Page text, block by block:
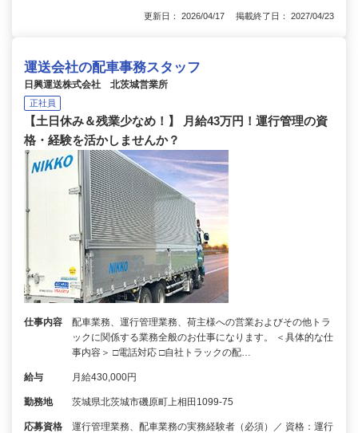
更新日： 2026/04/17 掲載終了日： 2027/04/23
運送会社の配車事務スタッフ
日興運送株式会社 北茨城営業所
正社員
【土日休み＆残業少なめ！】 月給43万円！運行管理の資
格・経験を活かしませんか？
仕事内容
配車業務、運行管理業務、荷主様への営業およびその他トラ
ックに関係する業務全般のお仕事になります。 ＜具体的な仕
事内容＞ □電話対応 □自社トラックの配…
給与 月給430,000円
勤務地 茨城県北茨城市磯原町上相田1099-75
応募資格
運行管理業務、配車業務の実務経験者（必須）／ 資格：運行